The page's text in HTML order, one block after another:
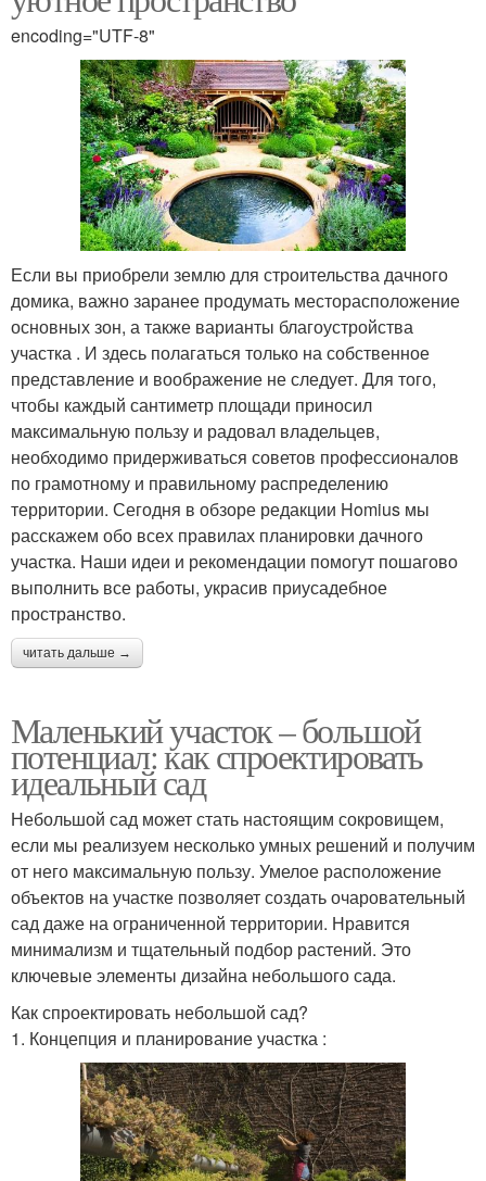
encoding="UTF-8"
Если вы приобрели землю для строительства дачного
домика, важно заранее продумать месторасположение
основных зон, а также варианты благоустройства
участка . И здесь полагаться только на собственное
представление и воображение не следует. Для того,
чтобы каждый сантиметр площади приносил
максимальную пользу и радовал владельцев,
необходимо придерживаться советов профессионалов
по грамотному и правильному распределению
территории. Сегодня в обзоре редакции Homius мы
расскажем обо всех правилах планировки дачного
участка. Наши идеи и рекомендации помогут пошагово
выполнить все работы, украсив приусадебное
пространство.
читать дальше →
Маленький участок – большой
потенциал: как спроектировать
идеальный сад
Небольшой сад может стать настоящим сокровищем,
если мы реализуем несколько умных решений и получим
от него максимальную пользу. Умелое расположение
объектов на участке позволяет создать очаровательный
сад даже на ограниченной территории. Нравится
минимализм и тщательный подбор растений. Это
ключевые элементы дизайна небольшого сада.
Как спроектировать небольшой сад?
1. Концепция и планирование участка :